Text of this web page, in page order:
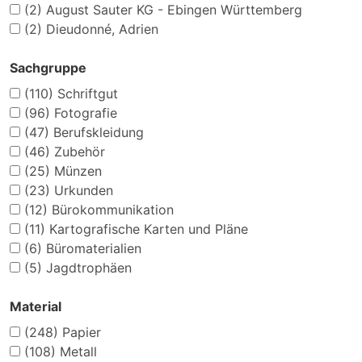
(2) August Sauter KG - Ebingen Württemberg
(2) Dieudonné, Adrien
Sachgruppe
(110) Schriftgut
(96) Fotografie
(47) Berufskleidung
(46) Zubehör
(25) Münzen
(23) Urkunden
(12) Bürokommunikation
(11) Kartografische Karten und Pläne
(6) Büromaterialien
(5) Jagdtrophäen
Material
(248) Papier
(108) Metall